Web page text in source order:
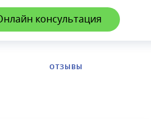
консультация
ОТЗЫВЫ